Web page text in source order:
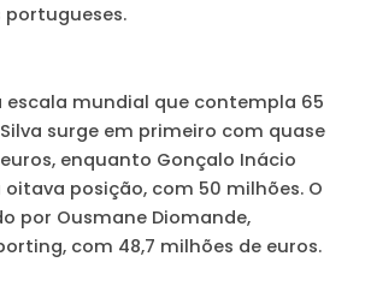
escala mundial que contempla 65
surge em primeiro com quase
enquanto Gonçalo Inácio
posição, com 50 milhões. O
por Ousmane Diomande,
com 48,7 milhões de euros.